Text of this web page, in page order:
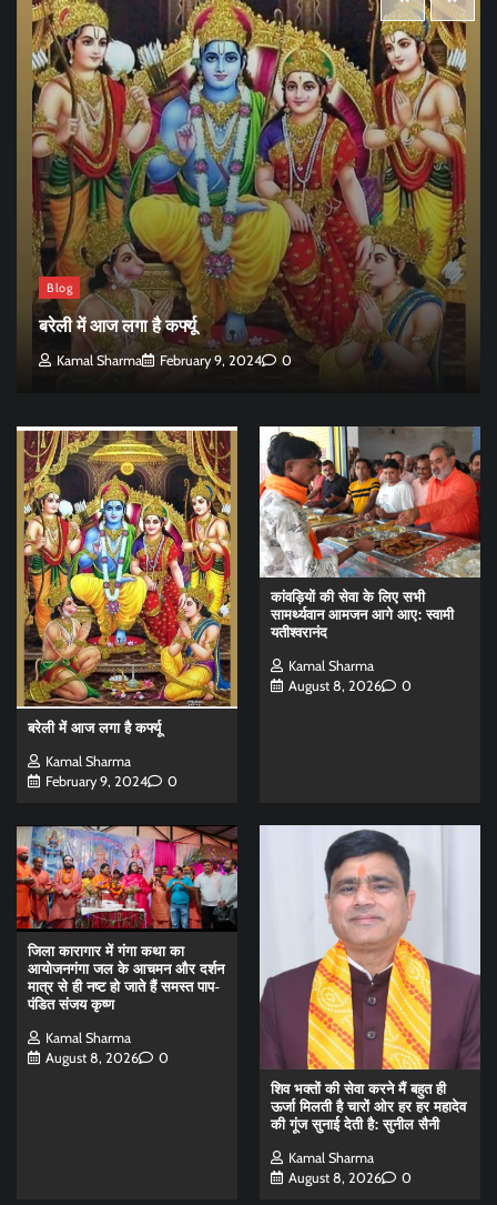
Blog
बरेली में आज लगा है कर्फ्यू
Kamal Sharma February 9, 2024 0
बरेली में आज लगा है कर्फ्यू
Kamal Sharma
February 9, 2024
0
कांवड़ियों की सेवा के लिए सभी
सामर्थ्यवान आमजन आगे आए: स्वामी
यतीश्वरानंद
Kamal Sharma
August 8, 2026
0
जिला कारागार में गंगा कथा का
आयोजनगंगा जल के आचमन और दर्शन
मात्र से ही नष्ट हो जाते हैं समस्त पाप-
पंडित संजय कृष्ण
Kamal Sharma
August 8, 2026
0
शिव भक्तों की सेवा करने मैं बहुत ही
ऊर्जा मिलती है चारों ओर हर हर महादेव
की गूंज सुनाई देती है: सुनील सैनी
Kamal Sharma
August 8, 2026
0